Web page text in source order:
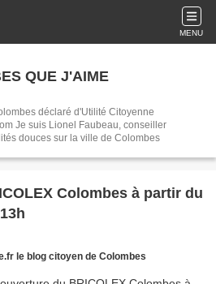
MENU
QUE J'AIME
déclaré d'Utilité Citoyenne
douces sur la ville de Colombes
Colombes à partir du
le blog citoyen de Colombes